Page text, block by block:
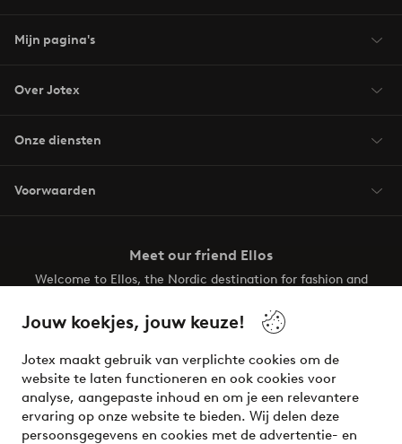
Jouw koekjes, jouw keuze!
Jotex maakt gebruik van verplichte cookies om de
website te laten functioneren en ook cookies voor
analyse, aangepaste inhoud en om je een relevantere
ervaring op onze website te bieden. Wij delen deze
persoonsgegevens en cookies met de advertentie- en
Mijn pagina's
Over Jotex
Onze diensten
Voorwaarden
Meet our friend Ellos
Welcome to Ellos, the Nordic destination for fashion and
your wardrobe. Your next inspiring look is here!